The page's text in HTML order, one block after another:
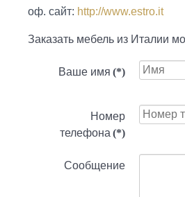
оф. сайт: http://www.estro.it
Заказать мебель из Италии
Ваше имя (*)
Номер
телефона (*)
Сообщение